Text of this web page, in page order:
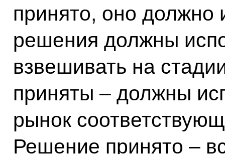
принято, оно должно
решения должны
взвешивать на
приняты – должны
рынок
Решение принято –